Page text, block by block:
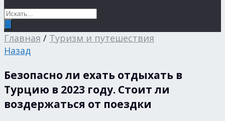
Главная / Туризм и путешествия
Назад
Безопасно ли ехать отдыхать в
Турцию в 2023 году. Стоит ли
воздержаться от поездки